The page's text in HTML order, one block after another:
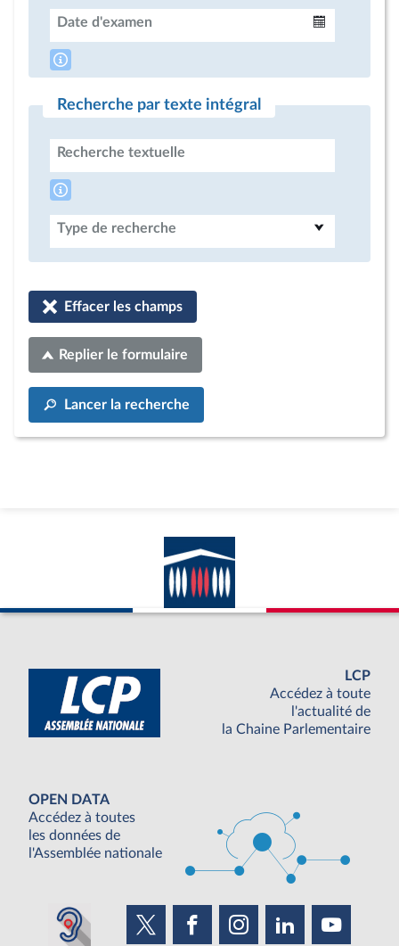
Date d'examen
Recherche par texte intégral
Recherche textuelle
Type de recherche
Effacer les champs
Replier le formulaire
Lancer la recherche
LCP
Accédez à toute
l'actualité de
la Chaine Parlementaire
OPEN DATA
Accédez à toutes
les données de
l'Assemblée nationale